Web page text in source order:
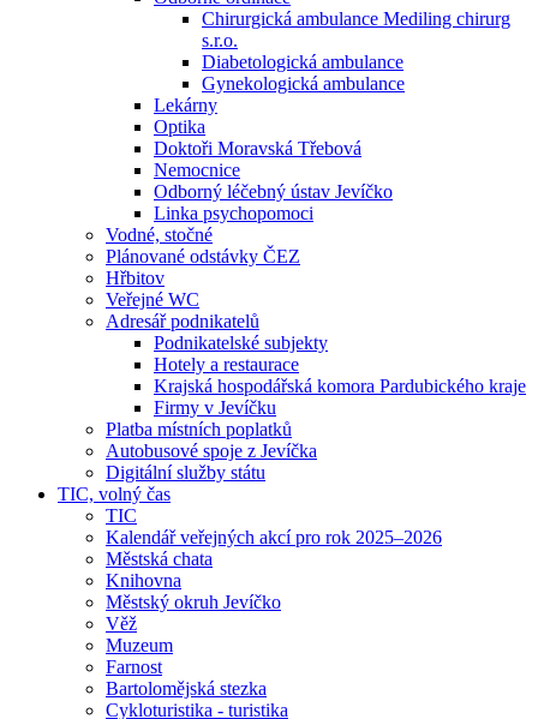
Chirurgická ambulance Mediling chirurg
s.r.o.
Diabetologická ambulance
Gynekologická ambulance
Lekárny
Optika
Doktoři Moravská Třebová
Nemocnice
Odborný léčebný ústav Jevíčko
Linka psychopomoci
Vodné, stočné
Plánované odstávky ČEZ
Hřbitov
Veřejné WC
Adresář podnikatelů
Podnikatelské subjekty
Hotely a restaurace
Krajská hospodářská komora Pardubického kraje
Firmy v Jevíčku
Platba místních poplatků
Autobusové spoje z Jevíčka
Digitální služby státu
TIC, volný čas
TIC
Kalendář veřejných akcí pro rok 2025–2026
Městská chata
Knihovna
Městský okruh Jevíčko
Věž
Muzeum
Farnost
Bartolomějská stezka
Cykloturistika - turistika